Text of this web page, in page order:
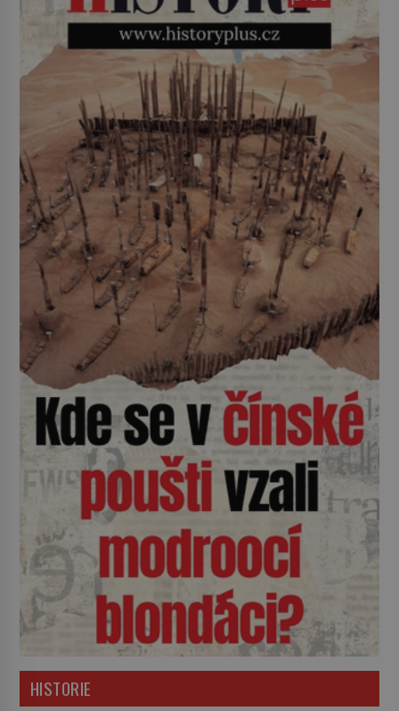
HISTORIE